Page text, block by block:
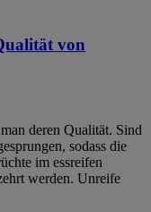
von
deren Qualität. Sind
sodass die
im essreifen
werden. Unreife